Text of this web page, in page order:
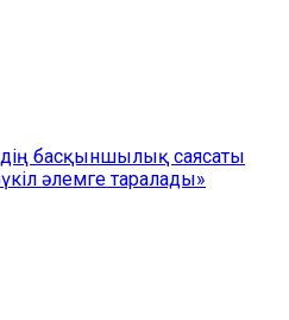
басқыншылық саясаты
әлемге таралады»